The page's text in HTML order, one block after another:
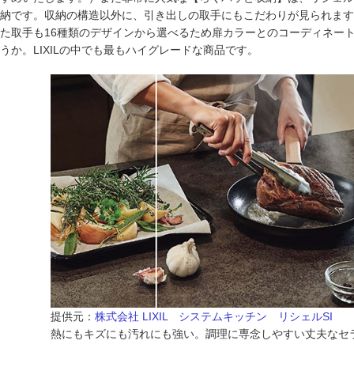
納です。収納の構造以外に、引き出しの取手にもこだわりが見られま
た取手も16種類のデザインから選べるため扉カラーとのコーディネー
うか。LIXILの中でも最もハイグレードな商品です。
提供元： 株式会社 LIXIL システムキッチン リシェルSI
熱にもキズにも汚れにも強い。調理に専念しやすい丈夫なセ